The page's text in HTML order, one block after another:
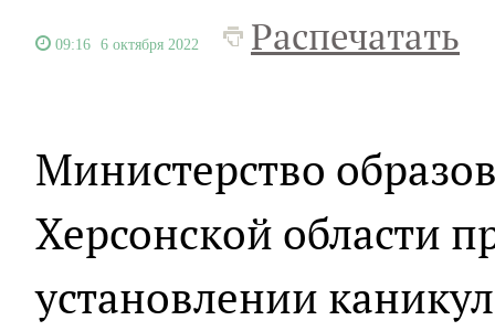
09:16 6 октября 2022 Распечатать
Министерство
Херсонской области
установлении